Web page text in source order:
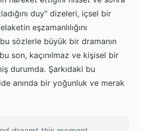
duy" dizeleri, içsel bir
eşzamanlılığını
sözlerle büyük bir dramanın
son, kaçınılmaz ve kişisel bir
durumda. Şarkıdaki bu
anında bir yoğunluk ve merak